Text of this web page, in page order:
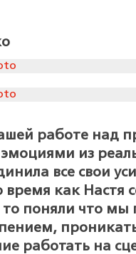
работе над
из
все свои
время как
поняли что мы
работать на